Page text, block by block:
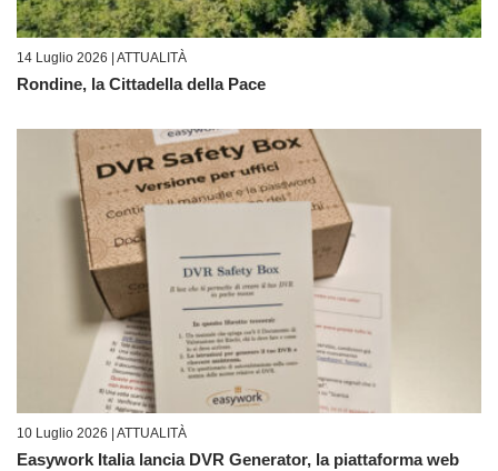
14 Luglio 2026 | ATTUALITÀ
Rondine, la Cittadella della Pace
10 Luglio 2026 | ATTUALITÀ
Easywork Italia lancia DVR Generator, la piattaforma web